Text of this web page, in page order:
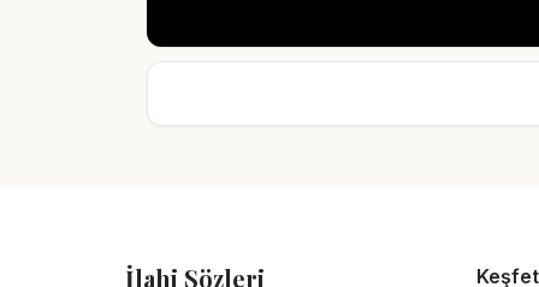
İlahi Sözleri Keşfet